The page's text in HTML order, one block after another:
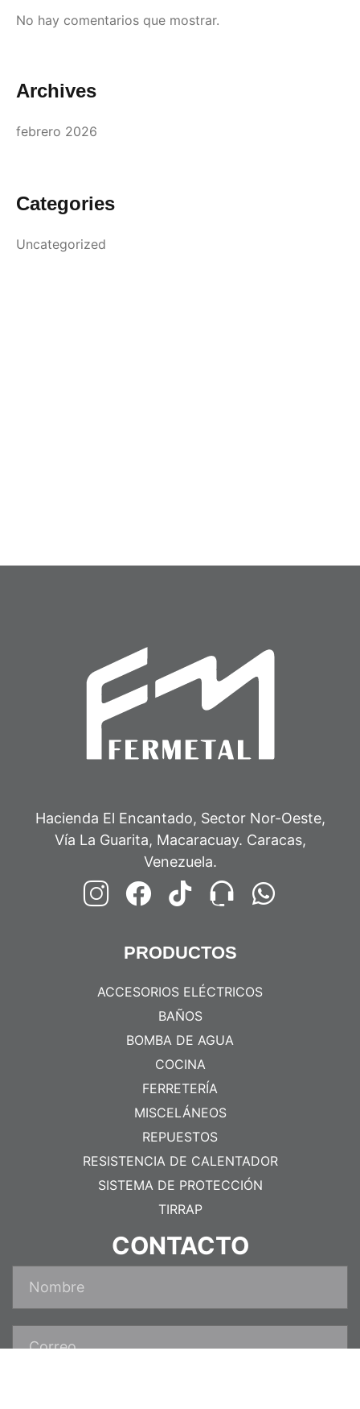
No hay comentarios que mostrar.
Archives
febrero 2026
Categories
Uncategorized
Hacienda El Encantado, Sector Nor-Oeste,
Vía La Guarita, Macaracuay. Caracas,
Venezuela.
PRODUCTOS
ACCESORIOS ELÉCTRICOS
BAÑOS
BOMBA DE AGUA
COCINA
FERRETERÍA
MISCELÁNEOS
REPUESTOS
RESISTENCIA DE CALENTADOR
SISTEMA DE PROTECCIÓN
TIRRAP
CONTACTO